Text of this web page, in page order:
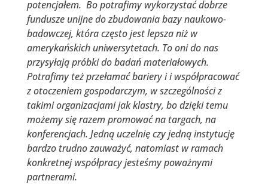
potencjałem. Bo potrafimy wykorzystać dobrze
fundusze unijne do zbudowania bazy naukowo-
badawczej, która często jest lepsza niż w
amerykańskich uniwersytetach. To oni do nas
przysyłają próbki do badań materiałowych.
Potrafimy też przełamać bariery i i współpracować
z otoczeniem gospodarczym, w szczególności z
takimi organizacjami jak klastry, bo dzięki temu
możemy się razem promować na targach, na
konferencjach. Jedną uczelnię czy jedną instytucję
bardzo trudno zauważyć, natomiast w ramach
konkretnej współpracy jesteśmy poważnymi
partnerami.